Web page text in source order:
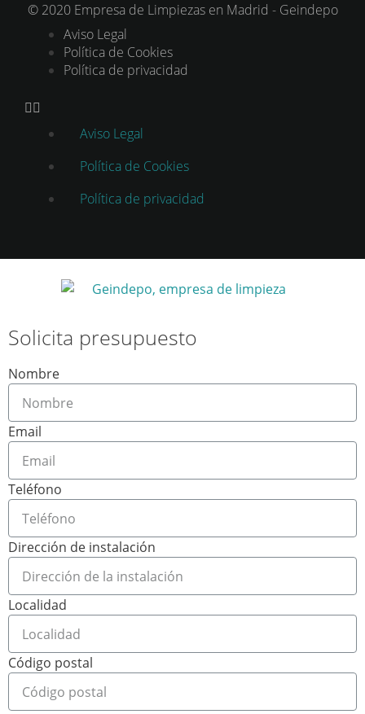
© 2020 Empresa de Limpiezas en Madrid - Geindepo
Aviso Legal
Política de Cookies
Política de privacidad
Aviso Legal
Política de Cookies
Política de privacidad
Solicita presupuesto
Nombre
Email
Teléfono
Dirección de instalación
Localidad
Código postal